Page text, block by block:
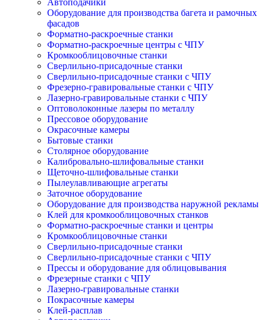
Автоподачики
Оборудование для производства багета и рамочных
фасадов
Форматно-раскроечные станки
Форматно-раскроечные центры с ЧПУ
Кромкооблицовочные станки
Сверлильно-присадочные станки
Сверлильно-присадочные станки с ЧПУ
Фрезерно-гравировальные станки с ЧПУ
Лазерно-гравировальные станки с ЧПУ
Оптоволоконные лазеры по металлу
Прессовое оборудование
Окрасочные камеры
Бытовые станки
Столярное оборудование
Калибровально-шлифовальные станки
Щеточно-шлифовальные станки
Пылеулавливающие агрегаты
Заточное оборудование
Оборудование для производства наружной рекламы
Клей для кромкооблицовочных станков
Форматно-раскроечные станки и центры
Кромкооблицовочные станки
Сверлильно-присадочные станки
Сверлильно-присадочные станки с ЧПУ
Прессы и оборудование для облицовывания
Фрезерные станки с ЧПУ
Лазерно-гравировальные станки
Покрасочные камеры
Клей-расплав